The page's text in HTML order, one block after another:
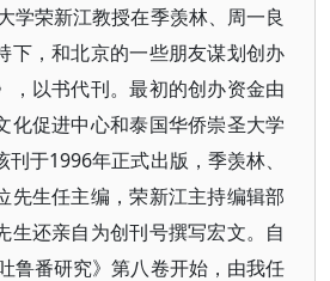
学荣新江教授在季羡林、周一良
下，和北京的一些朋友谋划创办
，以书代刊。最初的创办资金由
化促进中心和泰国华侨崇圣大学
于1996年正式出版，季羡林、
先生任主编，荣新江主持编辑部
生还亲自为创刊号撰写宏文。自
鲁番研究》第八卷开始，由我任